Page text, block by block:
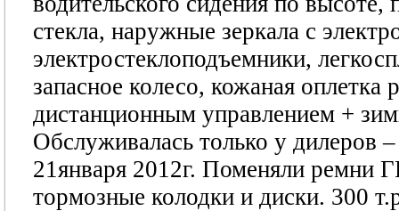
стекла, наружные зеркала с
электростеклоподъемники,
запасное колесо, кожаная оплетка
дистанционным управлением +
Обслуживалась только у дилеров
21января 2012г. Поменяли
тормозные колодки и диски. 300